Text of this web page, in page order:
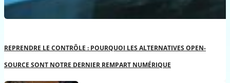
REPRENDRE LE CONTRÔLE : POURQUOI LES ALTERNATIVES OPEN-
SOURCE SONT NOTRE DERNIER REMPART NUMÉRIQUE